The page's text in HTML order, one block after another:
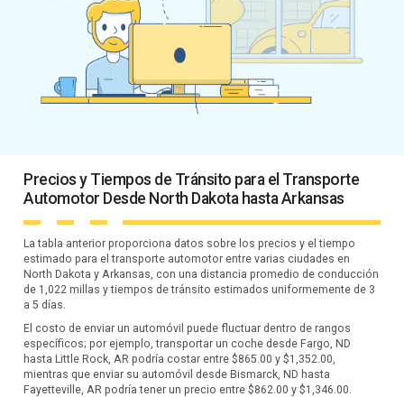
Precios y Tiempos de Tránsito para el Transporte
Automotor Desde North Dakota hasta Arkansas
La tabla anterior proporciona datos sobre los precios y el tiempo
estimado para el transporte automotor entre varias ciudades en
North Dakota y Arkansas, con una distancia promedio de conducción
de 1,022 millas y tiempos de tránsito estimados uniformemente de 3
a 5 días.
El costo de enviar un automóvil puede fluctuar dentro de rangos
específicos; por ejemplo, transportar un coche desde Fargo, ND
hasta Little Rock, AR podría costar entre $865.00 y $1,352.00,
mientras que enviar su automóvil desde Bismarck, ND hasta
Fayetteville, AR podría tener un precio entre $862.00 y $1,346.00.